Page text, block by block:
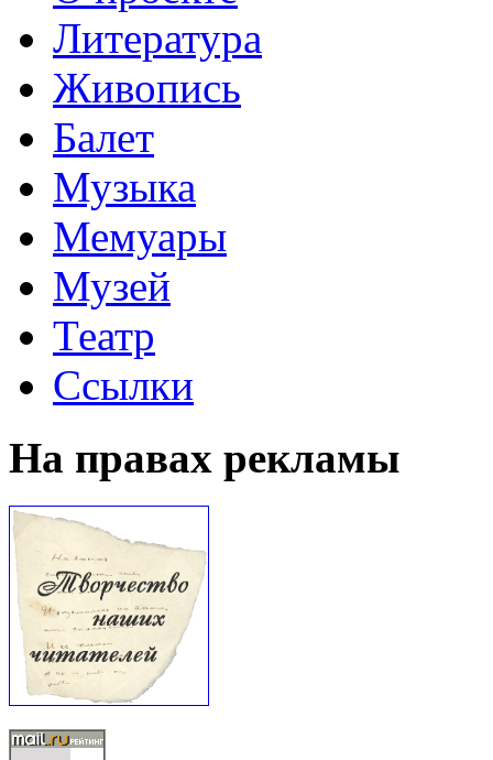
Литература
Живопись
Балет
Музыка
Мемуары
Музей
Театр
Ссылки
На правах рекламы